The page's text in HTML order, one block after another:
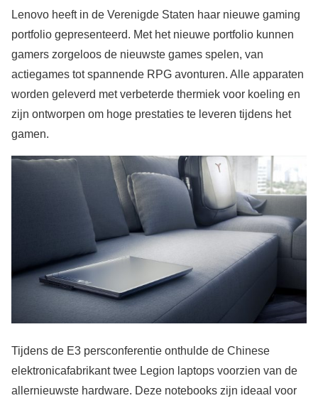
Lenovo heeft in de Verenigde Staten haar nieuwe gaming
portfolio gepresenteerd. Met het nieuwe portfolio kunnen
gamers zorgeloos de nieuwste games spelen, van
actiegames tot spannende RPG avonturen. Alle apparaten
worden geleverd met verbeterde thermiek voor koeling en
zijn ontworpen om hoge prestaties te leveren tijdens het
gamen.
Tijdens de E3 persconferentie onthulde de Chinese
elektronicafabrikant twee Legion laptops voorzien van de
allernieuwste hardware. Deze notebooks zijn ideaal voor